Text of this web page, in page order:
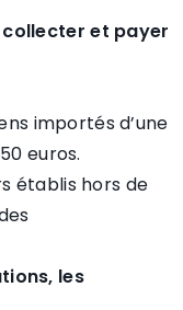
et payer
importés d’une
euros.
établis hors de
les